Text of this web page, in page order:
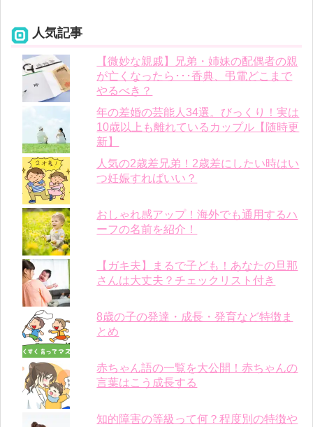
人気記事
【微妙な親戚】兄弟・姉妹の配偶者の親
が亡くなったら･･･香典、弔電どこまで
やるべき？
年の差婚の芸能人34選。びっくり！実は
10歳以上も離れているカップル【随時更
新】
人気の2歳差兄弟！2歳差にしたい時はい
つ妊娠すればいい？
おしゃれ感アップ！海外でも通用するハ
ーフの名前を紹介！
【ガキ夫】まるで子ども！あなたの旦那
さんは大丈夫？チェックリスト付き
8歳の子の発達・成長・発育など特徴ま
とめ
赤ちゃん語の一覧を大公開！赤ちゃんの
言葉はこう成長する
知的障害の等級って何？程度別の特徴や